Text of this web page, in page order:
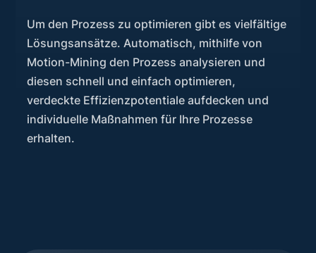
Um den Prozess zu optimieren gibt es vielfältige
Lösungsansätze. Automatisch, mithilfe von
Motion-Mining den Prozess analysieren und
diesen schnell und einfach optimieren,
verdeckte Effizienzpotentiale aufdecken und
individuelle Maßnahmen für Ihre Prozesse
erhalten.